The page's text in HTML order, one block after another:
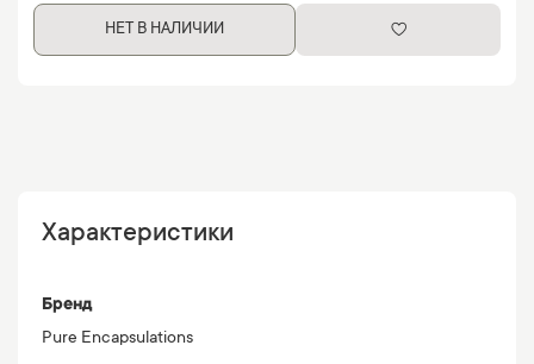
НЕТ В НАЛИЧИИ
Характеристики
Бренд
Pure Encapsulations